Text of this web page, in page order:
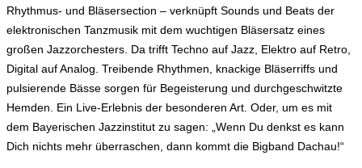
Rhythmus- und Bläsersection – verknüpft Sounds und Beats der
elektronischen Tanzmusik mit dem wuchtigen Bläsersatz eines
großen Jazzorchesters. Da trifft Techno auf Jazz, Elektro auf Retro,
Digital auf Analog. Treibende Rhythmen, knackige Bläserriffs und
pulsierende Bässe sorgen für Begeisterung und durchgeschwitzte
Hemden. Ein Live-Erlebnis der besonderen Art. Oder, um es mit
dem Bayerischen Jazzinstitut zu sagen: „Wenn Du denkst es kann
Dich nichts mehr überraschen, dann kommt die Bigband Dachau!“